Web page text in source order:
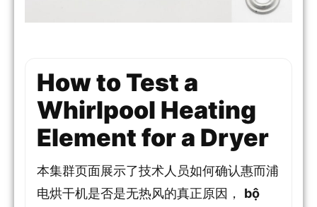
How to Test a
Whirlpool Heating
Element for a Dryer
本集群页面展示了技术人员如何确认惠而浦
电烘干机是否是无热风的真正原因， bộ